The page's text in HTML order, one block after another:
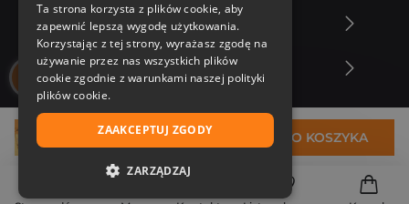
29,29 zł DO KOSZYKA
Nasza oferta
Nasi autorzy
Ta strona korzysta z plików cookie, aby
zapewnić lepszą wygodę użytkowania.
Korzystając z tej strony, wyrażasz zgodę na
używanie przez nas wszystkich plików
cookie zgodnie z warunkami naszej polityki
plików cookie.
ZAAKCEPTUJ ZGODY
ZARZĄDZAJ